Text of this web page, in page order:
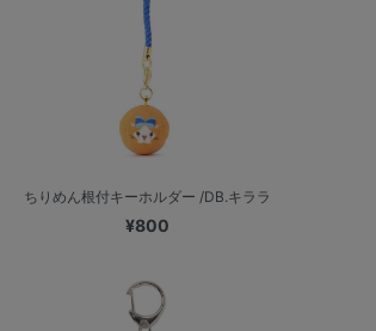
ちりめん根付キーホルダー /DB.キララ
¥800